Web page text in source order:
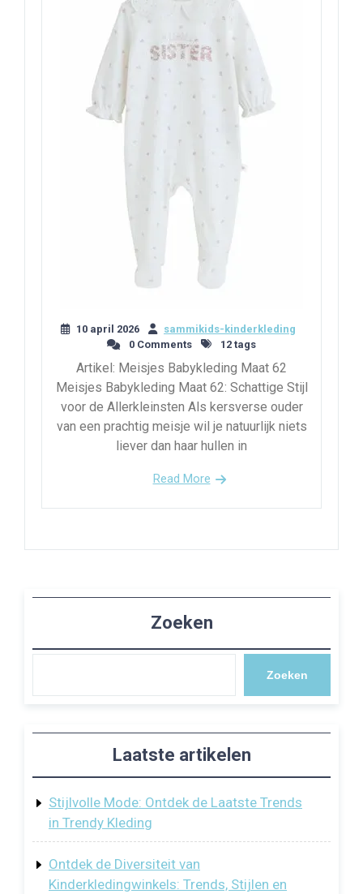
10 april 2026
sammikids-kinderkleding
0 Comments
12 tags
Artikel: Meisjes Babykleding Maat 62
Meisjes Babykleding Maat 62: Schattige Stijl
voor de Allerkleinsten Als kersverse ouder
van een prachtig meisje wil je natuurlijk niets
liever dan haar hullen in
Read More
Zoeken
Zoeken
Laatste artikelen
Stijlvolle Mode: Ontdek de Laatste Trends
in Trendy Kleding
Ontdek de Diversiteit van
Kinderkledingwinkels: Trends, Stijlen en